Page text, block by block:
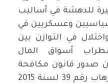
للدهشة في أساليب
وعسكريين في
في التوازن بين
أسواق المال
صدور قانون مكافحة
غسيل الأموال وتمويل الارهاب رقم 39 لسنة 2015